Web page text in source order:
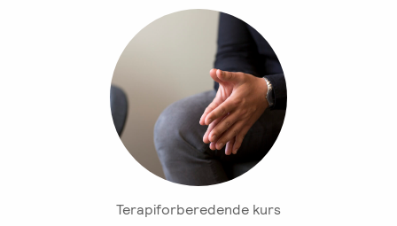
Salgsbetingelser
SpesialiseringTerapiforberedende kurs